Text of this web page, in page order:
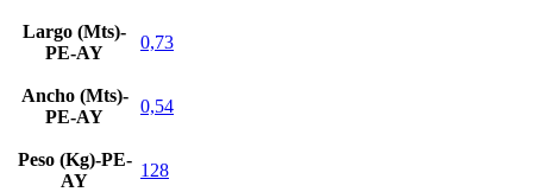
Largo (Mts)-
PE-AY
0,73
Ancho (Mts)-
PE-AY
0,54
Peso (Kg)-PE-
AY
128